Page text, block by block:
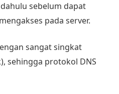
sebelum dapat
pada server.
sangat singkat
sehingga protokol DNS